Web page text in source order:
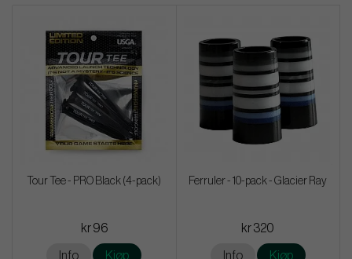
Tour Tee - PRO Black (4-pack)
kr 96
Info Kjøp
Ferruler - 10-pack - Glacier Ray
kr 320
Info Kjøp